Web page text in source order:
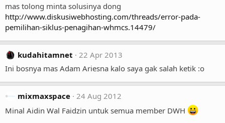
mas tolong minta solusinya dong
http://www.diskusiwebhosting.com/threads/error-pada-
pemilihan-siklus-penagihan-whmcs.14479/
kudahitamnet
22 Apr 2013
Ini bosnya mas Adam Ariesna kalo saya gak salah ketik :o
mixmaxspace
24 Aug 2012
Minal Aidin Wal Faidzin untuk semua member DWH